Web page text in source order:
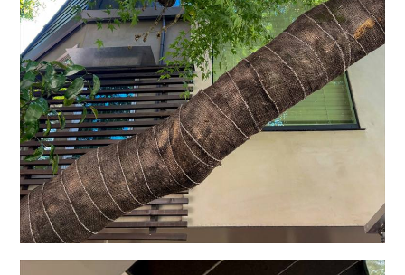
ガスと電気のハイブリッド給湯設備(エコワン)や、一見屋根にし
か見えない屋根材一
体型の太陽光パネルに蓄電池も搭載しました。
繰り返しの大きな地震に耐える制震構造も有しています。